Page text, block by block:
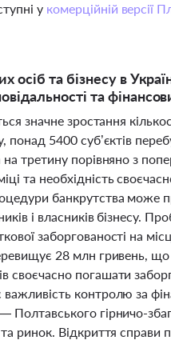
у комерційній версії
осіб та бізнесу в
та
значне зростання
5400 суб’єктів
на третину порівняно з
та необхідність
банкрутства може
і власників бізнесу.
заборгованості на
28 млн гривень,
своєчасно погашати
контролю за
Полтавського гірничо-
ринок. Відкриття